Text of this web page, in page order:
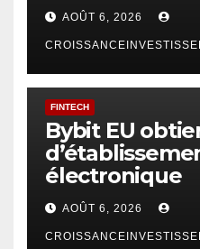
AOÛT 6, 2026
FINTECH
Bybit EU
électronique
AOÛT 6, 2026